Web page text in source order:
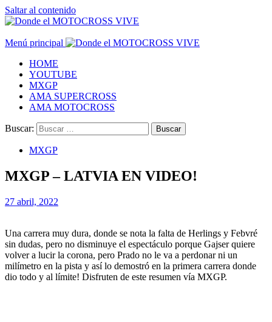
Saltar al contenido
Menú principal
HOME
YOUTUBE
MXGP
AMA SUPERCROSS
AMA MOTOCROSS
Buscar:
MXGP
MXGP – LATVIA EN VIDEO!
27 abril, 2022
Una carrera muy dura, donde se nota la falta de Herlings y Febvré
sin dudas, pero no disminuye el espectáculo porque Gajser quiere
volver a lucir la corona, pero Prado no le va a perdonar ni un
milímetro en la pista y así lo demostró en la primera carrera donde
dio todo y al límite! Disfruten de este resumen vía MXGP.